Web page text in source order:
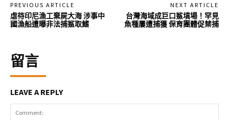
PREVIOUS ARTICLE
虐待印尼漁工棄屍大海 涉事中
國漁船遭曝非法捕鯊取鰭
NEXT ARTICLE
台灣海域成巨口鯊墳場！罕見
魚種屢遭捕獲 保育團體促禁捕
留言
LEAVE A REPLY